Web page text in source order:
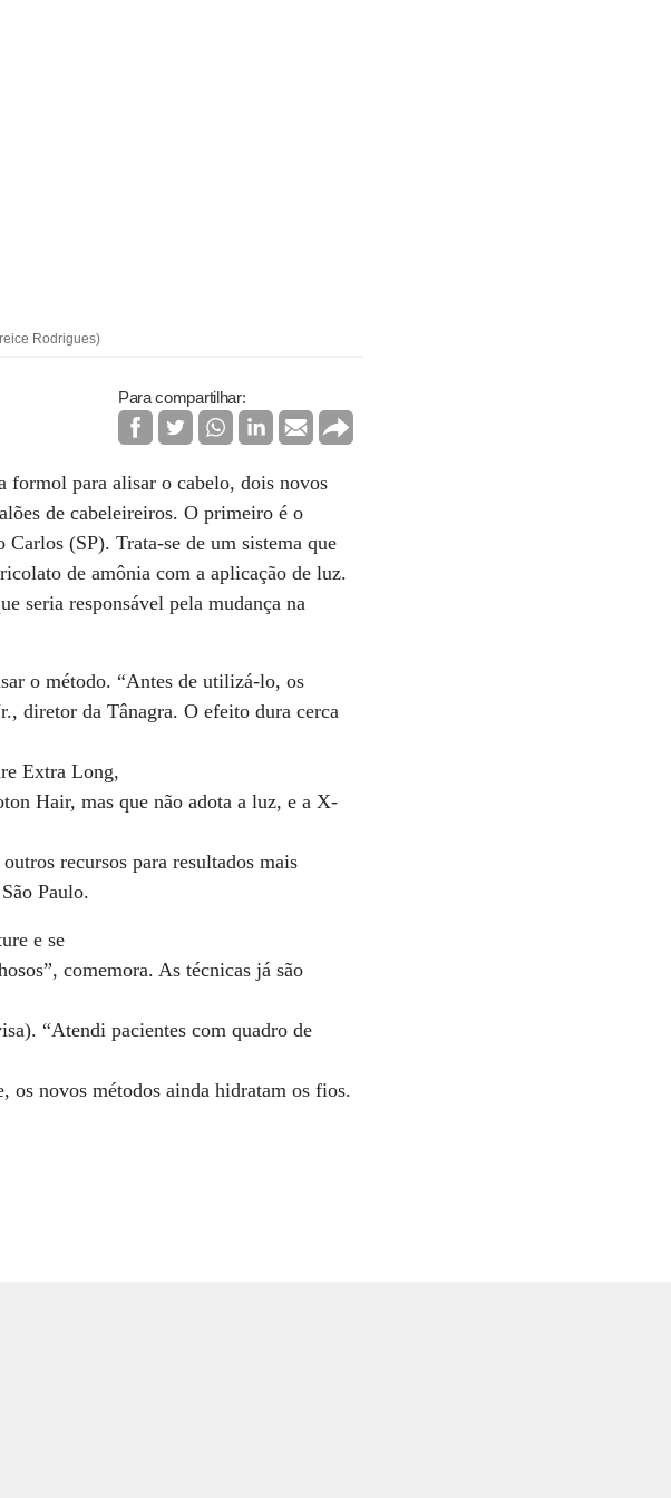
Rodrigues)
Para compartilhar:
formol para alisar o cabelo, dois novos
de cabeleireiros. O primeiro é o
(SP). Trata-se de um sistema que
de amônia com a aplicação de luz.
seria responsável pela mudança na
o método. “Antes de utilizá-lo, os
diretor da Tânagra. O efeito dura cerca
Extra Long,
Hair, mas que não adota a luz, e a X-
recursos para resultados mais
Paulo.
e se
comemora. As técnicas já são
“Atendi pacientes com quadro de
novos métodos ainda hidratam os fios.